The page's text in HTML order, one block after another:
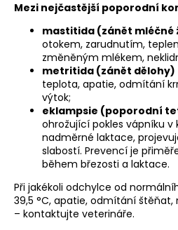
Mezi nejčastější poporodní
mastitida (zánět mléčné
otokem, zarudnutím,
změněným mlékem,
metritida (zánět dělohy)
teplota, apatie, odmítání
výtok;
eklampsie (poporodní
ohrožující pokles vápníku v
nadměrné laktace,
slabostí. Prevencí je
během březosti a laktace.
Při jakékoli odchylce od
39,5 °C, apatie, odmítání štěňat,
– kontaktujte veterináře.
a
HLEDAT
D